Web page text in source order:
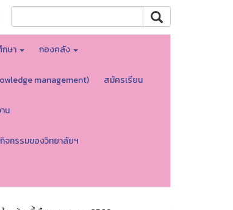
ษา กองคลัง
management) สมัครเรียน
น
จกรรมของวิทยาลัยฯ